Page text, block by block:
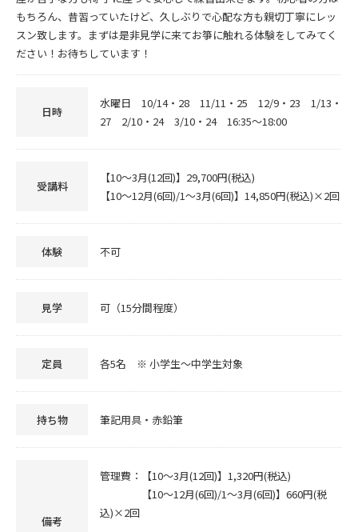
もちろん、昔習っていたけど、久しぶりで心配な方も親切丁寧にレッ
スン致します。まずは是非見学に来てお箏に触れる体験をしてみてく
ださい！お待ちしています！
日時
水曜日 10/14・28 11/11・25 12/9・23 1/13・
27 2/10・24 3/10・24 16:35～18:00
受講料
【10～3月(12回)】29,700円(税込)
【10～12月(6回)/1～3月(6回)】14,850円(税込)×2回
体験 不可
見学 可（15分間程度）
定員 各5名 ※ 小学生～中学生対象
持ち物 筆記用具・赤鉛筆
備考
管理費：【10～3月(12回)】1,320円(税込)
【10～12月(6回)/1～3月(6回)】660円(税
込)×2回